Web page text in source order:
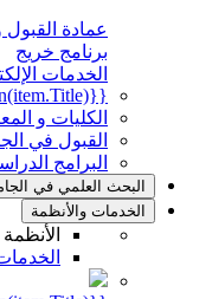
عمادة
برنامج خريج
الخدمات
{{mmc.getCurrentTranslation(item.Title)}}
الكليات و
القبول في
البرامج
البحث العلمي في
الخدمات والأنظمة